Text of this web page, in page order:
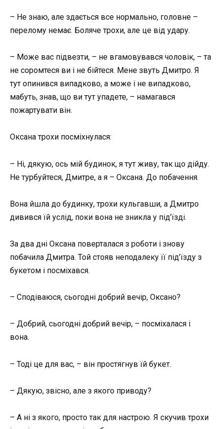
– Не знаю, але здається все нормально, головне –
перелому немає. Боляче трохи, але це від удару.
– Може вас підвезти, – не вгамовувався чоловік, – та
не соромтеся ви і не бійтеся. Мене звуть Дмитро. Я
тут опинився випадково, а може і не випадково,
мабуть, знав, що ви тут упадете, – намагався
пожартувати він.
Оксана трохи посміхнулася:
– Ні, дякую, ось мій будинок, я тут живу, так що дійду.
Не турбуйтеся, Дмитре, а я – Оксана. До побачення.
Вона йшла до будинку, трохи кульгавши, а Дмитро
дивився їй услід, поки вона не зникла у під’їзді.
За два дні Оксана поверталася з роботи і знову
побачила Дмитра. Той стояв неподалеку її під’їзду з
букетом і посміхався.
– Сподіваюся, сьогодні добрий вечір, Оксано?
– Добрий, сьогодні добрий вечір, – посміхалася і
вона.
– Тоді це для вас, – він простягнув їй букет.
– Дякую, звісно, але з якого приводу?
– А ні з якого, просто так для настрою. Я скучив трохи